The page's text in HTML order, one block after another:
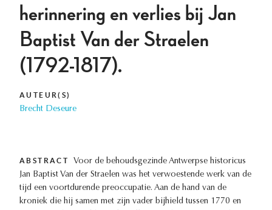
herinnering en verlies bij Jan
Baptist Van der Straelen
(1792-1817).
AUTEUR(S)
Brecht Deseure
ABSTRACT
Voor de behoudsgezinde Antwerpse historicus
Jan Baptist Van der Straelen was het verwoestende werk van de
tijd een voortdurende preoccupatie. Aan de hand van de
kroniek die hij samen met zijn vader bijhield tussen 1770 en